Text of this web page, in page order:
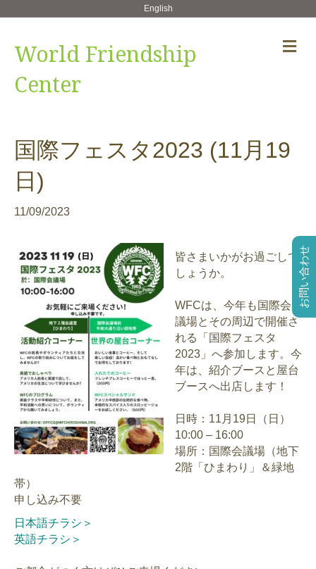
English
World Friendship
Center
メ
ニ
国際フェスタ2023 (11月19
日)
11/09/2023
皆さまいかがお過ごしで
しょうか。
WFCは、今年も国際会
議場とその周辺で開催さ
れる「国際フェスタ
2023」へ参加します。今
年は、紹介ブースと屋台
ブースへ出店します！
日時：11月19日（日）
10:00 – 16:00
場所：国際会議場（地下
2階「ひまわり」＆緑地
帯）
申し込み不要
日本語チラシ＞
英語チラシ＞
お問い合わせ